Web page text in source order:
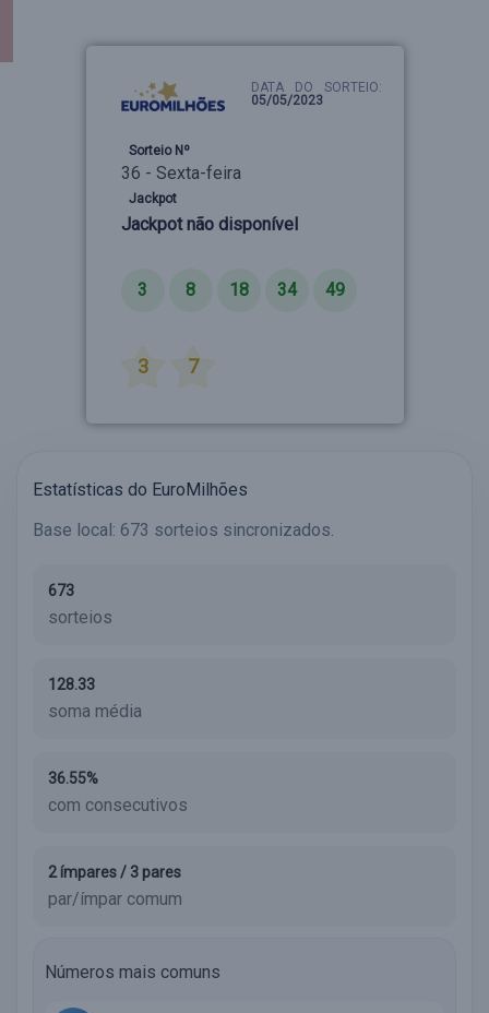
DATA DO SORTEIO:
05/05/2023
Sorteio Nº
36 - Sexta-feira
Jackpot
Jackpot não disponível
3 8 18 34 49
3 7
Estatísticas do EuroMilhões
Base local: 673 sorteios sincronizados.
673
sorteios
128.33
soma média
36.55%
com consecutivos
2 ímpares / 3 pares
par/ímpar comum
Números mais comuns